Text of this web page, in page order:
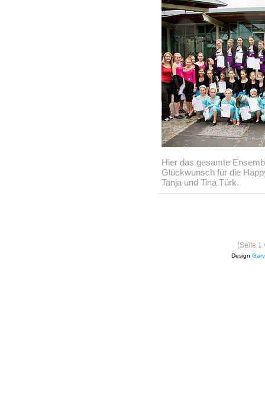
Hier das gesamte
Glückwunsch für die
Tanja und Tina Türk.
(Seite 1
Design